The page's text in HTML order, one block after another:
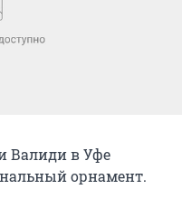
Валиди в Уфе
орнамент.